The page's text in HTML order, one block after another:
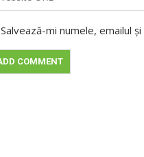
Salvează-mi numele, emailul